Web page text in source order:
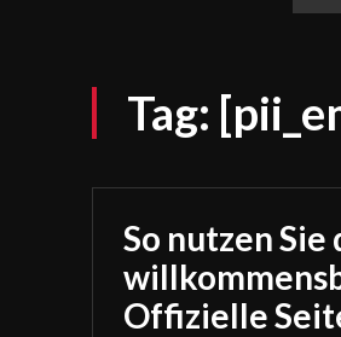
Tag:
So nutzen
Offizielle